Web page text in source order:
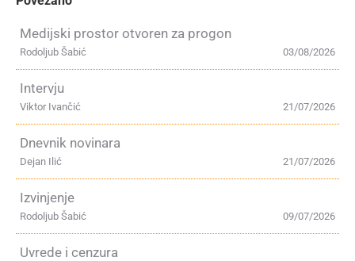
Medijski prostor otvoren za progon
03/08/2026
Rodoljub Šabić
Intervju
21/07/2026
Viktor Ivančić
Dnevnik novinara
21/07/2026
Dejan Ilić
Izvinjenje
09/07/2026
Rodoljub Šabić
Uvrede i cenzura